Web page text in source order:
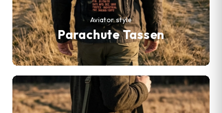
Parachute Tassen
Aviator style